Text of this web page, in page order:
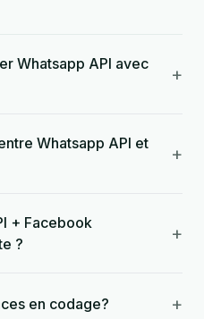
Whatsapp API avec
+
Whatsapp API et
+
+ Facebook
?
+
en codage? +